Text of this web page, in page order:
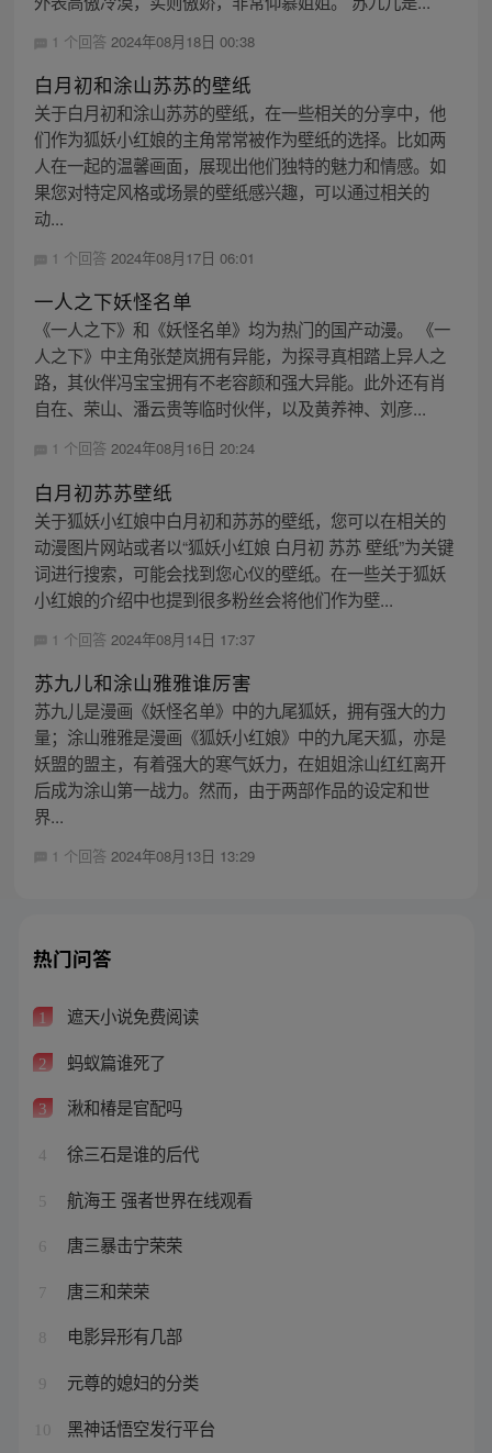
1 个回答 2024年08月18日 00:38
白月初和涂山苏苏的壁纸
关于白月初和涂山苏苏的壁纸，在一些相关的分享中，他
们作为狐妖小红娘的主角常常被作为壁纸的选择。比如两
人在一起的温馨画面，展现出他们独特的魅力和情感。如
果您对特定风格或场景的壁纸感兴趣，可以通过相关的
动...
1 个回答 2024年08月17日 06:01
一人之下妖怪名单
《一人之下》和《妖怪名单》均为热门的国产动漫。 《一
人之下》中主角张楚岚拥有异能，为探寻真相踏上异人之
路，其伙伴冯宝宝拥有不老容颜和强大异能。此外还有肖
自在、荣山、潘云贵等临时伙伴，以及黄养神、刘彦...
1 个回答 2024年08月16日 20:24
白月初苏苏壁纸
关于狐妖小红娘中白月初和苏苏的壁纸，您可以在相关的
动漫图片网站或者以“狐妖小红娘 白月初 苏苏 壁纸”为关键
词进行搜索，可能会找到您心仪的壁纸。在一些关于狐妖
小红娘的介绍中也提到很多粉丝会将他们作为壁...
1 个回答 2024年08月14日 17:37
苏九儿和涂山雅雅谁厉害
苏九儿是漫画《妖怪名单》中的九尾狐妖，拥有强大的力
量；涂山雅雅是漫画《狐妖小红娘》中的九尾天狐，亦是
妖盟的盟主，有着强大的寒气妖力，在姐姐涂山红红离开
后成为涂山第一战力。然而，由于两部作品的设定和世
界...
1 个回答 2024年08月13日 13:29
热门问答
1 遮天小说免费阅读
2 蚂蚁篇谁死了
3 湫和椿是官配吗
4 徐三石是谁的后代
5 航海王 强者世界在线观看
6 唐三暴击宁荣荣
7 唐三和荣荣
8 电影异形有几部
9 元尊的媳妇的分类
10 黑神话悟空发行平台